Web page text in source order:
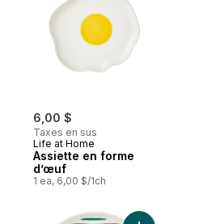
6,00 $
Taxes en sus
Life at Home
Assiette en forme
d’œuf
1 ea, 6,00 $/1ch